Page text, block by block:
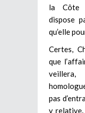
la Côte
dispose
qu’elle
Certes,
que
pas
y relative.